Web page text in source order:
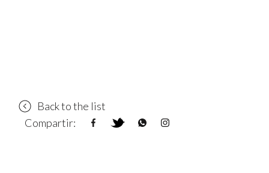
Back to the list
Compartir: